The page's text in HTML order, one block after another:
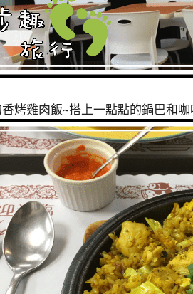
烤雞肉飯~搭上一點點的鍋巴和